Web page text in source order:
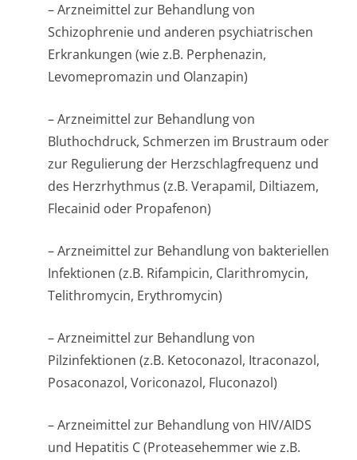
– Arzneimittel zur Behandlung von
Schizophrenie und anderen psychiatrischen
Erkrankungen (wie z.B. Perphenazin,
Levomepromazin und Olanzapin)
– Arzneimittel zur Behandlung von
Bluthochdruck, Schmerzen im Brustraum oder
zur Regulierung der Herzschlagfrequenz und
des Herzrhythmus (z.B. Verapamil, Diltiazem,
Flecainid oder Propafenon)
– Arzneimittel zur Behandlung von bakteriellen
Infektionen (z.B. Rifampicin, Clarithromycin,
Telithromycin, Erythromycin)
– Arzneimittel zur Behandlung von
Pilzinfektionen (z.B. Ketoconazol, Itraconazol,
Posaconazol, Voriconazol, Fluconazol)
– Arzneimittel zur Behandlung von HIV/AIDS
und Hepatitis C (Proteasehemmer wie z.B.